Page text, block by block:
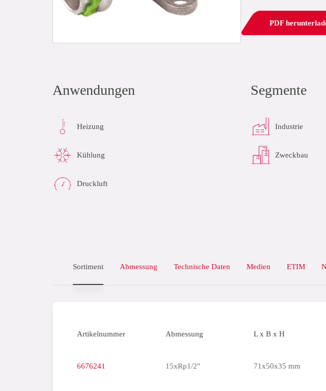
PDF
Anwendungen
Heizung
Kühlung
Druckluft
Segmente
Industrie
Zweckbau
Sortiment Abmessung Technische Daten Medien ETIM
Artikelnummer Abmessung L x B x H
6676241 15xRp1/2" 71x50x35 mm